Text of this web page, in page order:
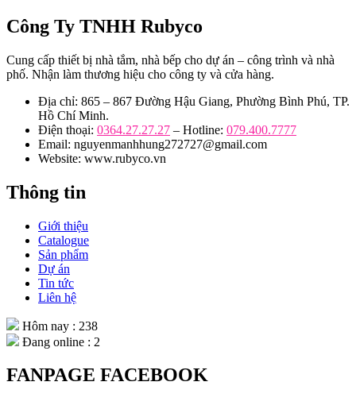
Công Ty TNHH Rubyco
Cung cấp thiết bị nhà tắm, nhà bếp cho dự án – công trình và nhà
phố. Nhận làm thương hiệu cho công ty và cửa hàng.
Địa chỉ: 865 – 867 Đường Hậu Giang, Phường Bình Phú, TP.
Hồ Chí Minh.
Điện thoại: 0364.27.27.27 – Hotline: 079.400.7777
Email: nguyenmanhhung272727@gmail.com
Website: www.rubyco.vn
Thông tin
Giới thiệu
Catalogue
Sản phẩm
Dự án
Tin tức
Liên hệ
Hôm nay : 238
Đang online : 2
FANPAGE FACEBOOK